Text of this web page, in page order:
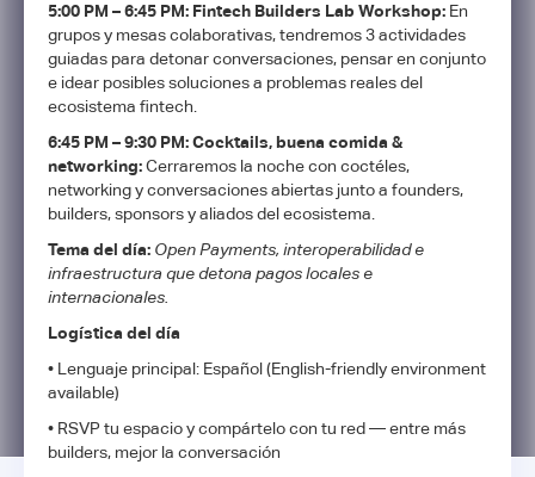
5:00 PM – 6:45 PM: Fintech Builders Lab Workshop: En
grupos y mesas colaborativas, tendremos 3 actividades
guiadas para detonar conversaciones, pensar en conjunto
e idear posibles soluciones a problemas reales del
ecosistema fintech.
6:45 PM – 9:30 PM: Cocktails, buena comida &
networking:Cerraremos la noche con coctéles,
networking y conversaciones abiertas junto a founders,
builders, sponsors y aliados del ecosistema.
Tema del día: Open Payments, interoperabilidad e
infraestructura que detona pagos locales e
internacionales.
Logística del día
​• Lenguaje principal: Español (English-friendly environment
available)
​• RSVP tu espacio y compártelo con tu red — entre más
builders, mejor la conversación